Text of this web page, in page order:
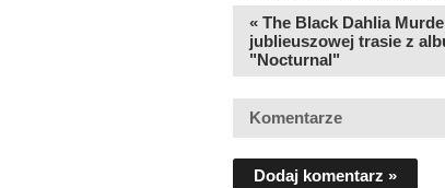
« The Black Dahlia
jublieuszowej trasie z
"Nocturnal"
Komentarze
Dodaj komentarz »